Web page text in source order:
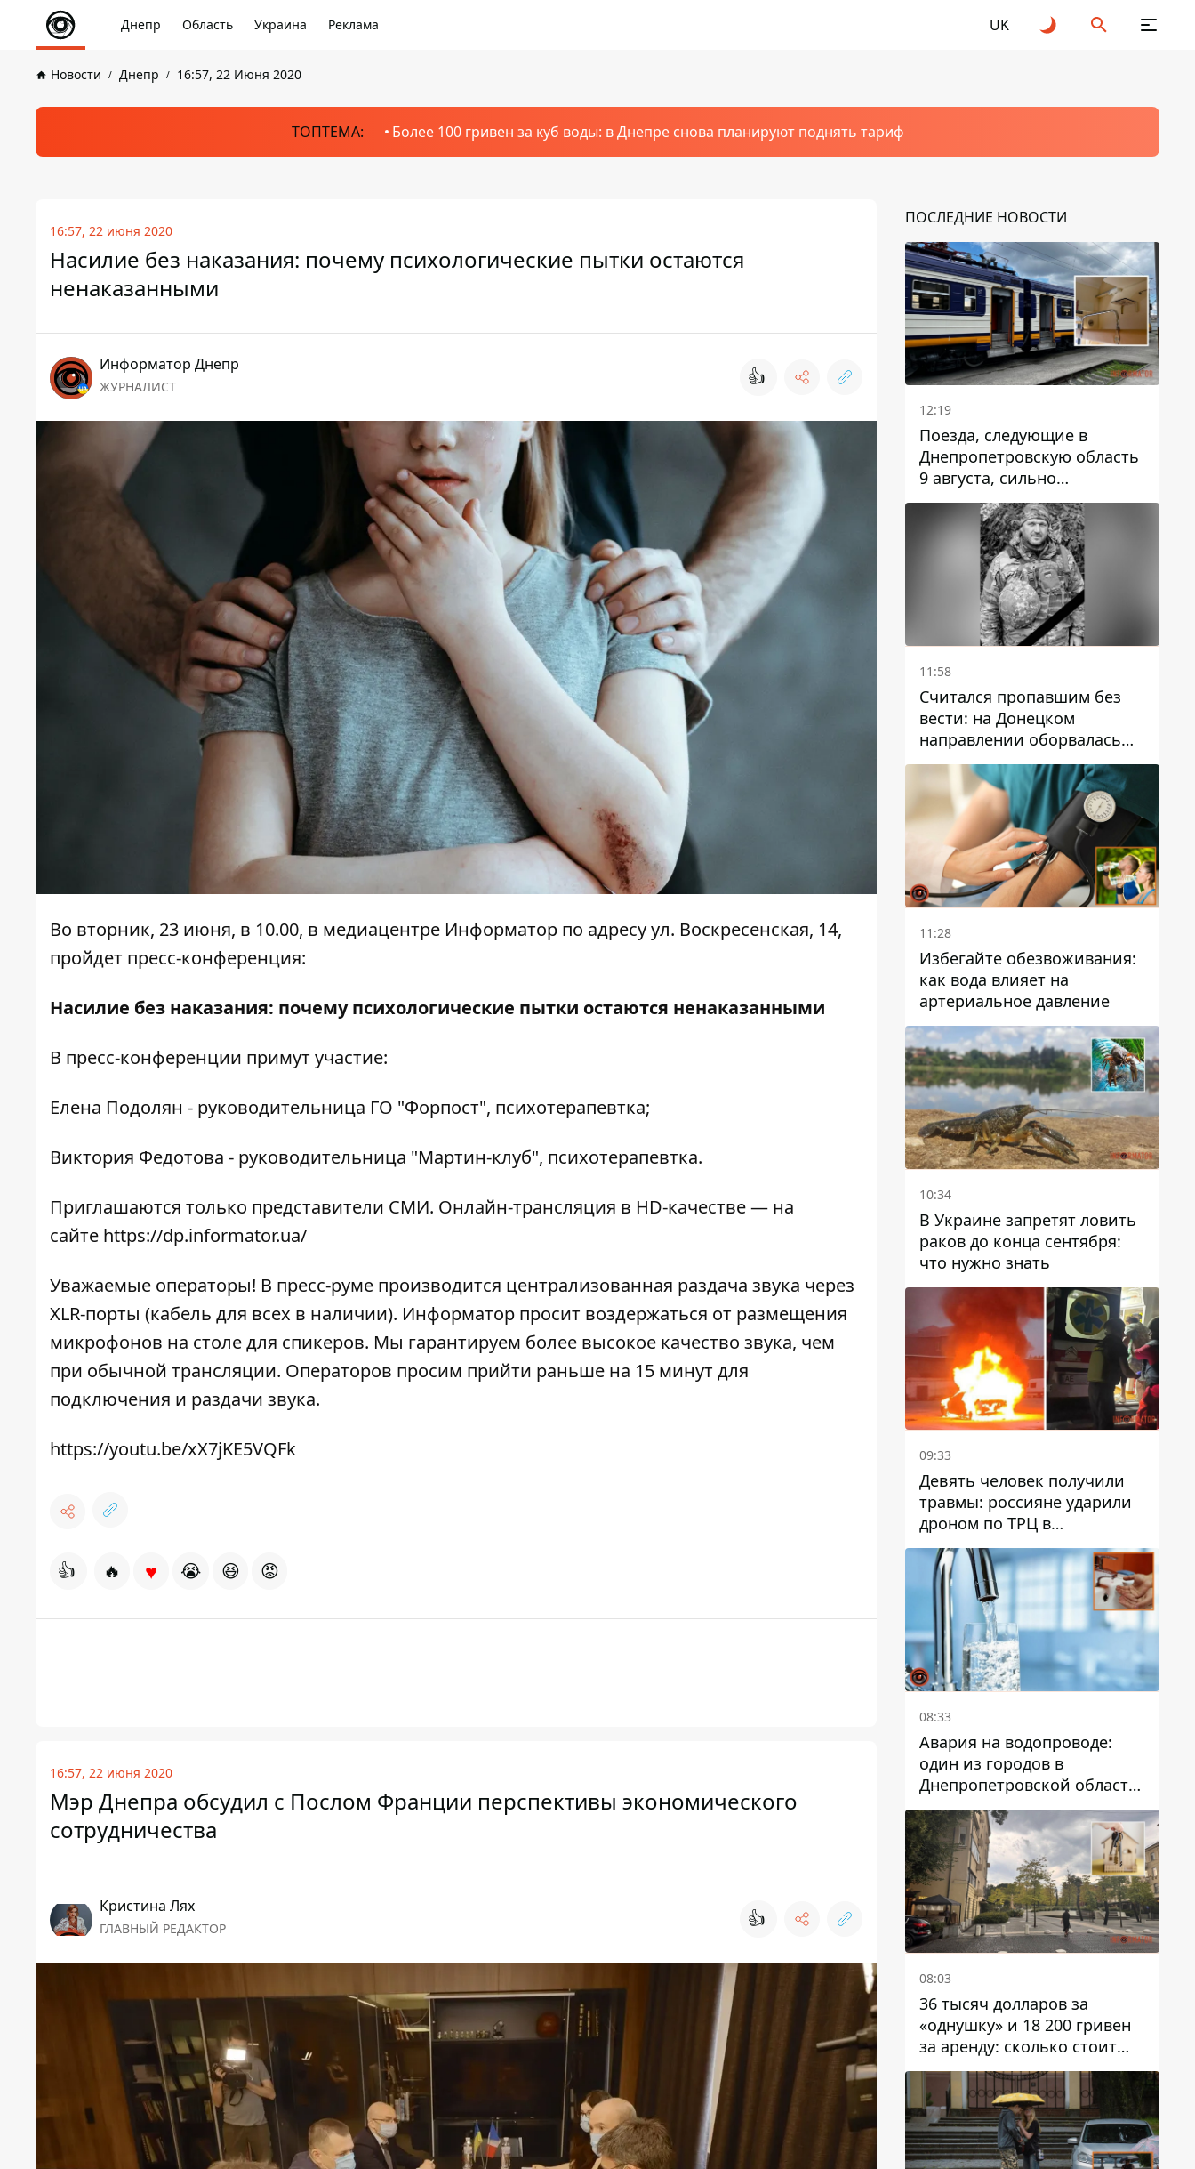
Днепр Область Украина Реклама UK
Новости Днепр 16:57, 22 Июня 2020
ТОПТЕМА: Более 100 гривен за куб воды: в Днепре снова планируют поднять тариф
16:57, 22 июня 2020
Насилие без наказания: почему психологические пытки остаются
ненаказанными
Информатор Днепр
ЖУРНАЛИСТ 👍
Во вторник, 23 июня, в 10.00, в медиацентре Информатор по адресу ул. Воскресенская, 14,
пройдет пресс-конференция:
Насилие без наказания: почему психологические пытки остаются ненаказанными
В пресс-конференции примут участие:
Елена Подолян - руководительница ГО "Форпост", психотерапевтка;
Виктория Федотова - руководительница "Мартин-клуб", психотерапевтка.
Приглашаются только представители СМИ. Онлайн-трансляция в HD-качестве — на
сайте https://dp.informator.ua/
Уважаемые операторы! В пресс-руме производится централизованная раздача звука через
XLR-порты (кабель для всех в наличии). Информатор просит воздержаться от размещения
микрофонов на столе для спикеров. Мы гарантируем более высокое качество звука, чем
при обычной трансляции. Операторов просим прийти раньше на 15 минут для
подключения и раздачи звука.
https://youtu.be/xX7jKE5VQFk
👍 🔥 ♥ 😭 😆 😡
16:57, 22 июня 2020
Мэр Днепра обсудил с Послом Франции перспективы экономического
сотрудничества
Кристина Лях
ГЛАВНЫЙ РЕДАКТОР 👍
ПОСЛЕДНИЕ НОВОСТИ
12:19
Поезда, следующие в
Днепропетровскую область
9 августа, сильно
задерживаются
11:58
Считался пропавшим без
вести: на Донецком
направлении оборвалась
жизнь Анатолия Ткачука из
Днепропетровской области
11:28
Избегайте обезвоживания:
как вода влияет на
артериальное давление
10:34
В Украине запретят ловить
раков до конца сентября:
что нужно знать
09:33
Девять человек получили
травмы: россияне ударили
дроном по ТРЦ в
Павлограде, будет ли
работать заведение в
дальнейшем
08:33
Авария на водопроводе:
один из городов в
Днепропетровской области
остался без воды
08:03
36 тысяч долларов за
«однушку» и 18 200 гривен
за аренду: сколько стоит
жилье в Днепропетровской
области